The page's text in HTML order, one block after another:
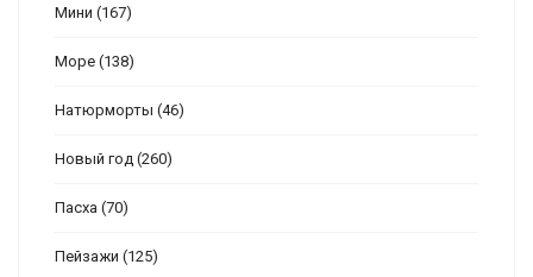
Мини (167)
Море (138)
Натюрморты (46)
Новый год (260)
Пасха (70)
Пейзажи (125)